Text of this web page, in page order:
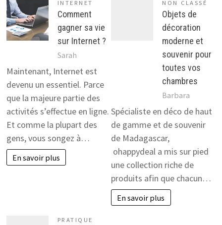
INTERNET
Comment
gagner sa vie
sur Internet ?
Sarah
Maintenant, Internet est
devenu un essentiel. Parce
que la majeure partie des
activités s’effectue en ligne.
Et comme la plupart des
gens, vous songez à…
En savoir plus
NON CLASSÉ
Objets de
décoration
moderne et
souvenir pour
toutes vos
chambres
Barbara
Spécialiste en déco de haut
de gamme et de souvenir
de Madagascar,
ohappydeal a mis sur pied
une collection riche de
produits afin que chacun…
En savoir plus
PRATIQUE